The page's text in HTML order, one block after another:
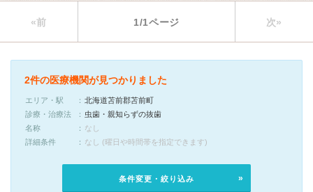
«前 1/1ページ 次»
2件の医療機関が見つかりました
エリア・駅
北海道苫前郡苫前町
診療・治療法
虫歯・親知らずの抜歯
名称
なし
詳細条件
なし (曜日や時間帯を指定できます)
条件変更・絞り込み